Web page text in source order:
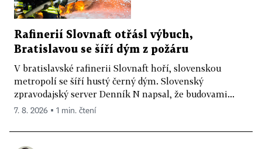
Rafinerií Slovnaft otřásl výbuch,
Bratislavou se šíří dým z požáru
V bratislavské rafinerii Slovnaft hoří, slovenskou
metropolí se šíří hustý černý dým. Slovenský
zpravodajský server Denník N napsal, že budovami...
7. 8. 2026 ▪ 1 min. čtení